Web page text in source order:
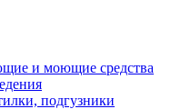
и моющие средства
подгузники